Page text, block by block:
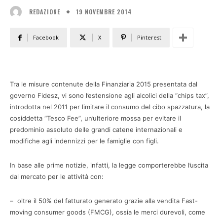
REDAZIONE 19 NOVEMBRE 2014
Facebook X Pinterest
Tra le misure contenute della Finanziaria 2015 presentata dal
governo Fidesz, vi sono l’estensione agli alcolici della “chips tax”,
introdotta nel 2011 per limitare il consumo del cibo spazzatura, la
cosiddetta “Tesco Fee”, un’ulteriore mossa per evitare il
predominio assoluto delle grandi catene internazionali e
modifiche agli indennizzi per le famiglie con figli.
In base alle prime notizie, infatti, la legge comporterebbe l’uscita
dal mercato per le attività con:
– oltre il 50% del fatturato generato grazie alla vendita Fast-
moving consumer goods (FMCG), ossia le merci durevoli, come